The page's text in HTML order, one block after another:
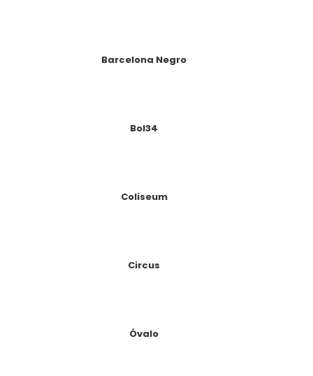
Barcelona Negro
Bol34
Coliseum
Circus
Óvalo